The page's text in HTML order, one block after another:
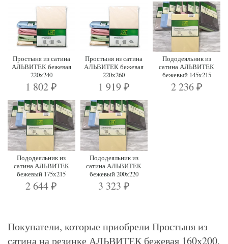
Простыня из сатина
АЛЬВИТЕК бежевая
220х240
1 802₽
Простыня из сатина
АЛЬВИТЕК бежевая
220х260
1 919 ₽
Пододеяльник из
сатина АЛЬВИТЕК
бежевый 145х215
2 236 ₽
Пододеяльник из
сатина АЛЬВИТЕК
бежевый 175х215
2 644₽
Пододеяльник из
сатина АЛЬВИТЕК
бежевый 200х220
3 323 ₽
Покупатели, которые приобрели Простыня из
сатина на резинке АЛЬВИТЕК бежевая 160х200,